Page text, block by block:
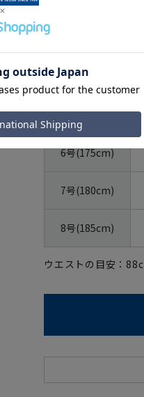
4号(165cm)
5号(170cm)
6号(175cm)
7号(180cm)
8号(185cm)
ウエストの目安： 88